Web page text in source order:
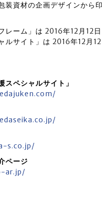
装資材の企画デザインから
レーム」は 2016年12月12
ルサイト」は 2016年12月
スペシャルサイト」
s.co.jp/
ページ
ar.jp/